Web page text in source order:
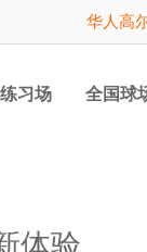
华人高
习场 全国球
体验